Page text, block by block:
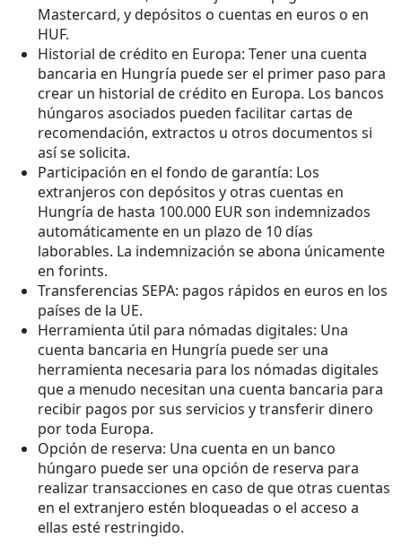
Mastercard, y depósitos o cuentas en euros o en
HUF.
Historial de crédito en Europa: Tener una cuenta
bancaria en Hungría puede ser el primer paso para
crear un historial de crédito en Europa. Los bancos
húngaros asociados pueden facilitar cartas de
recomendación, extractos u otros documentos si
así se solicita.
Participación en el fondo de garantía: Los
extranjeros con depósitos y otras cuentas en
Hungría de hasta 100.000 EUR son indemnizados
automáticamente en un plazo de 10 días
laborables. La indemnización se abona únicamente
en forints.
Transferencias SEPA: pagos rápidos en euros en los
países de la UE.
Herramienta útil para nómadas digitales: Una
cuenta bancaria en Hungría puede ser una
herramienta necesaria para los nómadas digitales
que a menudo necesitan una cuenta bancaria para
recibir pagos por sus servicios y transferir dinero
por toda Europa.
Opción de reserva: Una cuenta en un banco
húngaro puede ser una opción de reserva para
realizar transacciones en caso de que otras cuentas
en el extranjero estén bloqueadas o el acceso a
ellas esté restringido.